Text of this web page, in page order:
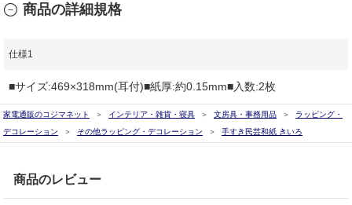
商品の詳細規格
仕様1
■サイズ:469×318mm(耳付)■紙厚:約0.15mm■入数:2枚
家電通販のコジマネット インテリア・雑貨・寝具 文房具・事務用品
ラッピング・
デコレーション
その他ラッピング・デコレーション 手すき民芸和紙 きいろ
商品のレビュー